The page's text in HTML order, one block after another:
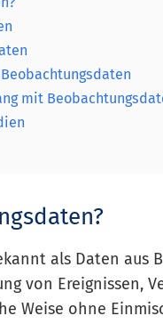
mit
als Daten aus
von Ereignissen,
Weise ohne